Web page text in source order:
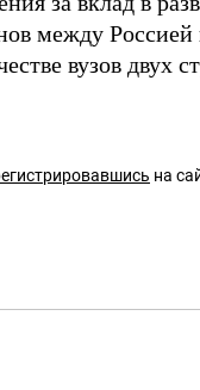
между
вузов двух
на